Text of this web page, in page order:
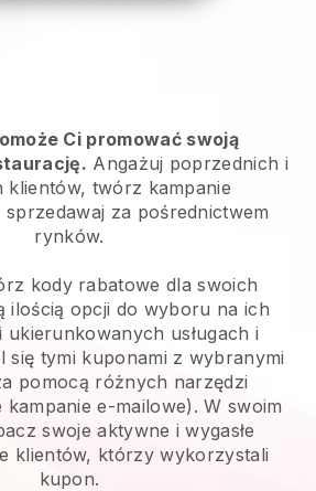
Ci promować swoją
Angażuj poprzednich i
klientów, twórz kampanie
za pośrednictwem
rynków.
kody rabatowe dla swoich
ilością opcji do wyboru na ich
ukierunkowanych usługach i
się tymi kuponami z wybranymi
pomocą różnych narzędzi
kampanie e-mailowe). W swoim
swoje aktywne i wygasłe
klientów, którzy wykorzystali
kupon.